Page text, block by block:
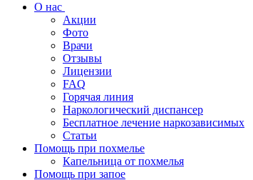
О нас
Акции
Фото
Врачи
Отзывы
Лицензии
FAQ
Горячая линия
Наркологический диспансер
Бесплатное лечение наркозависимых
Статьи
Помощь при похмелье
Капельница от похмелья
Помощь при запое